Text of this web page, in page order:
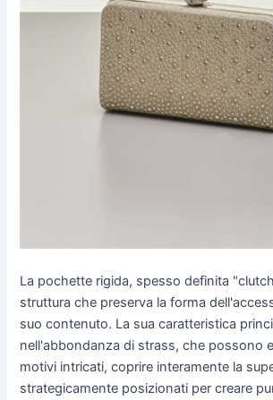
La pochette rigida, spesso definita
struttura che preserva la forma
suo contenuto. La sua caratteristica
nell'abbondanza di strass, che possono
motivi intricati, coprire interamente la
strategicamente posizionati per creare